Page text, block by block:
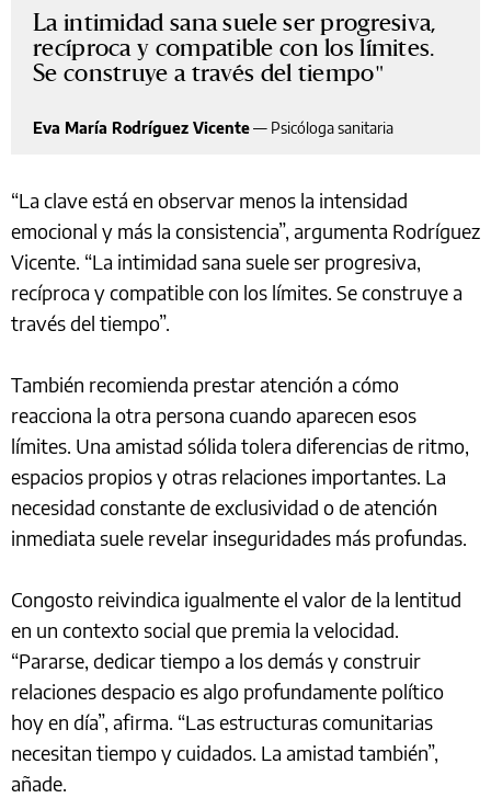
La intimidad sana suele ser progresiva,
recíproca y compatible con los límites.
Se construye a través del tiempo
Eva María Rodríguez Vicente— Psicóloga sanitaria
“La clave está en observar menos la intensidad
emocional y más la consistencia”, argumenta Rodríguez
Vicente. “La intimidad sana suele ser progresiva,
recíproca y compatible con los límites. Se construye a
través del tiempo”.
También recomienda prestar atención a cómo
reacciona la otra persona cuando aparecen esos
límites. Una amistad sólida tolera diferencias de ritmo,
espacios propios y otras relaciones importantes. La
necesidad constante de exclusividad o de atención
inmediata suele revelar inseguridades más profundas.
Congosto reivindica igualmente el valor de la lentitud
en un contexto social que premia la velocidad.
“Pararse, dedicar tiempo a los demás y construir
relaciones despacio es algo profundamente político
hoy en día”, afirma. “Las estructuras comunitarias
necesitan tiempo y cuidados. La amistad también”,
añade.